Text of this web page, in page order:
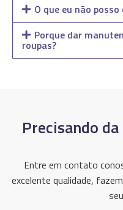
O que eu não
Porque dar
roupas?
Precisando
Entre em contato
excelente qualidade,